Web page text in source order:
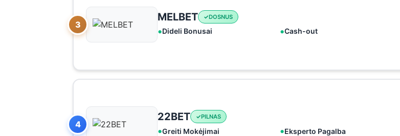
3
MELBET DOSNUS
Dideli Bonusai Cash-out
4
22BET PILNAS
Greiti Mokėjimai Eksperto Pagalba